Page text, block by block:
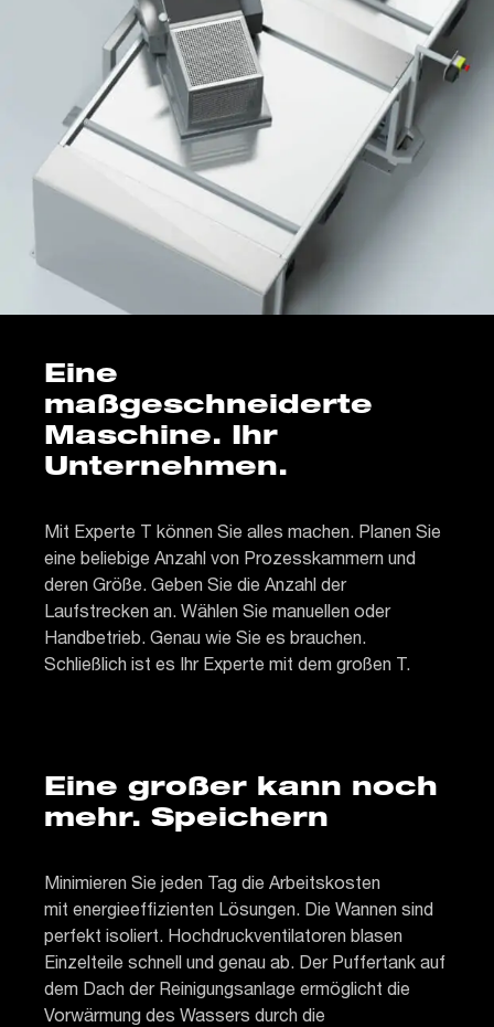
Eine
maßgeschneiderte
Maschine. Ihr
Unternehmen.
Mit Experte T können Sie alles machen. Planen Sie
eine beliebige Anzahl von Prozesskammern und
deren Größe. Geben Sie die Anzahl der
Laufstrecken an. Wählen Sie manuellen oder
Handbetrieb. Genau wie Sie es brauchen.
Schließlich ist es Ihr Experte mit dem großen T.
Eine großer kann noch
mehr. Speichern
Minimieren Sie jeden Tag die Arbeitskosten
mit energieeffizienten Lösungen. Die Wannen sind
perfekt isoliert. Hochdruckventilatoren blasen
Einzelteile schnell und genau ab. Der Puffertank auf
dem Dach der Reinigungsanlage ermöglicht die
Vorwärmung des Wassers durch die